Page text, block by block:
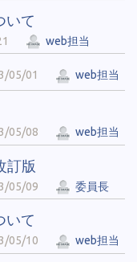
いて
web担当
05/01 web担当
05/08 web担当
訂版
05/09 委員長
いて
05/10 web担当